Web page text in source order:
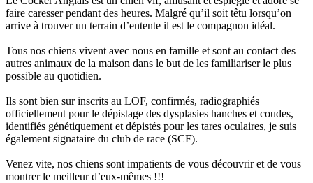
faire caresser pendant des heures. Malgré qu’il soit têtu lorsqu’on
arrive à trouver un terrain d’entente il est le compagnon idéal.
Tous nos chiens vivent avec nous en famille et sont au contact des
autres animaux de la maison dans le but de les familiariser le plus
possible au quotidien.
Ils sont bien sur inscrits au LOF, confirmés, radiographiés
officiellement pour le dépistage des dysplasies hanches et coudes,
identifiés génétiquement et dépistés pour les tares oculaires, je suis
également signataire du club de race (SCF).
Venez vite, nos chiens sont impatients de vous découvrir et de vous
montrer le meilleur d’eux-mêmes !!!